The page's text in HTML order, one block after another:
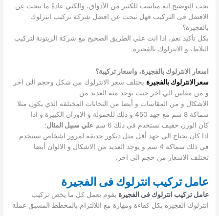
يجب التوضيح انه مناسب للكثير من الأذواق، والكثي عادةً ما يبحث عن
الافضل فى التركيب فهل تبحث عن افضل شركة تركيب انترلوك
بالفجيرة؟
بكل تأكيد نعم، اذا انت علي الطريق الصحيح مع شركة الزيتونة لتركيب
البلاط، و الانترلوك بالفجيرة.
اسعار الانترلوك بالفجيرة، واسعار تركيبة؟
سعرالانترلوك بالفجيرة يختلف سعر الانترلوك من شكل وحجم الى اخر
و من مقاس الي اخر حيث يوجد منه العديد من
الاشكال و من المقاسات و أيضا من التخانات المختلقه الذي يكون مثلا
سماكة 8 سم مع جهد 450 و ذلك للحمولة و الاوزان الكبيرة و اذا
كان الوزن خفيف نستخدم فى ذلك 6 سم
علي سبيل المثال:
اذا كان يحتاج الي جهد أقل مثل ديكور حديقه لمرور اشخاص نستخدم
في ذلك سماكة 4 سم و يوجد العديد من الاشكال و الالوان أيضا
تختلف الاسعار من حجم الى اخر.
عامل تركيب انترلوك فى الفجيرة
عامل تركيب انترلوك فى الفجيرة يقوم بعمل كل ما يخص تركيب
انترلوك الفجيره بكل كفاءة ومهارة مع اللالتزام بالمخطط المسبق عملة